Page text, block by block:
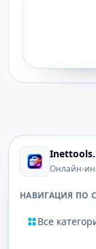
Онлайн-
НАВИГАЦИЯ ПО
Все